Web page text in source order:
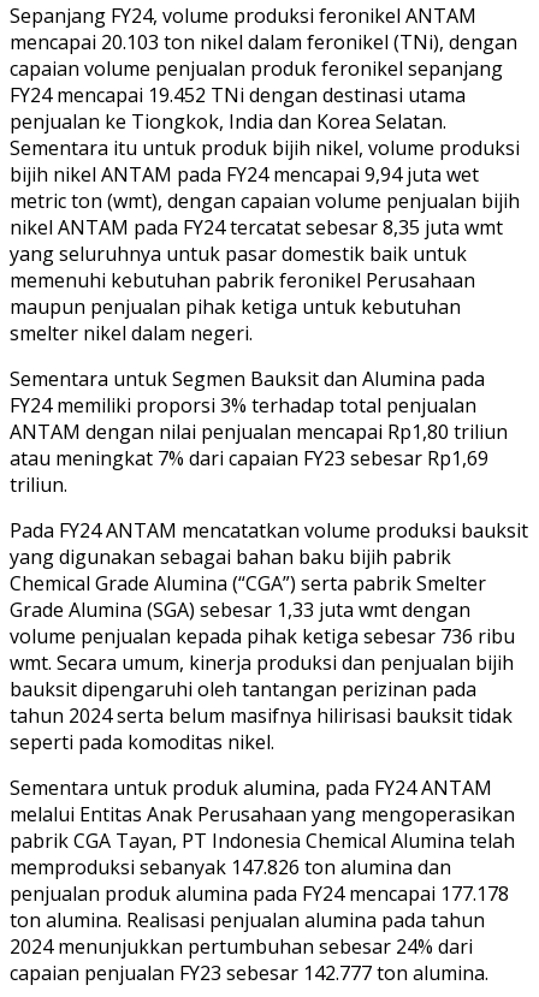
Sepanjang FY24, volume produksi feronikel ANTAM
mencapai 20.103 ton nikel dalam feronikel (TNi), dengan
capaian volume penjualan produk feronikel sepanjang
FY24 mencapai 19.452 TNi dengan destinasi utama
penjualan ke Tiongkok, India dan Korea Selatan.
Sementara itu untuk produk bijih nikel, volume produksi
bijih nikel ANTAM pada FY24 mencapai 9,94 juta wet
metric ton (wmt), dengan capaian volume penjualan bijih
nikel ANTAM pada FY24 tercatat sebesar 8,35 juta wmt
yang seluruhnya untuk pasar domestik baik untuk
memenuhi kebutuhan pabrik feronikel Perusahaan
maupun penjualan pihak ketiga untuk kebutuhan
smelter nikel dalam negeri.
Sementara untuk Segmen Bauksit dan Alumina pada
FY24 memiliki proporsi 3% terhadap total penjualan
ANTAM dengan nilai penjualan mencapai Rp1,80 triliun
atau meningkat 7% dari capaian FY23 sebesar Rp1,69
triliun.
Pada FY24 ANTAM mencatatkan volume produksi bauksit
yang digunakan sebagai bahan baku bijih pabrik
Chemical Grade Alumina (“CGA”) serta pabrik Smelter
Grade Alumina (SGA) sebesar 1,33 juta wmt dengan
volume penjualan kepada pihak ketiga sebesar 736 ribu
wmt. Secara umum, kinerja produksi dan penjualan bijih
bauksit dipengaruhi oleh tantangan perizinan pada
tahun 2024 serta belum masifnya hilirisasi bauksit tidak
seperti pada komoditas nikel.
Sementara untuk produk alumina, pada FY24 ANTAM
melalui Entitas Anak Perusahaan yang mengoperasikan
pabrik CGA Tayan, PT Indonesia Chemical Alumina telah
memproduksi sebanyak 147.826 ton alumina dan
penjualan produk alumina pada FY24 mencapai 177.178
ton alumina. Realisasi penjualan alumina pada tahun
2024 menunjukkan pertumbuhan sebesar 24% dari
capaian penjualan FY23 sebesar 142.777 ton alumina.